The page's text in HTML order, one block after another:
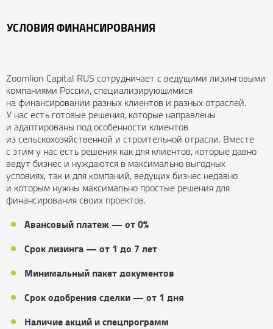
УСЛОВИЯ ФИНАНСИРОВАНИЯ
Zoomlion Capital RUS сотрудничает с ведущими лизинговыми
компаниями России, специализирующимися
на финансировании разных клиентов и разных отраслей.
У нас есть готовые решения, которые направлены
и адаптированы под особенности клиентов
из сельскохозяйственной и строительной отрасли. Вместе
с этим у нас есть решения как для клиентов, которые давно
ведут бизнес и нуждаются в максимально выгодных
условиях, так и для компаний, ведущих бизнес недавно
и которым нужны максимально простые решения для
финансирования своих проектов.
Авансовый платеж — от 0%
Срок лизинга — от 1 до 7 лет
Минимальный пакет документов
Срок одобрения сделки — от 1 дня
Наличие акций и спецпрограмм